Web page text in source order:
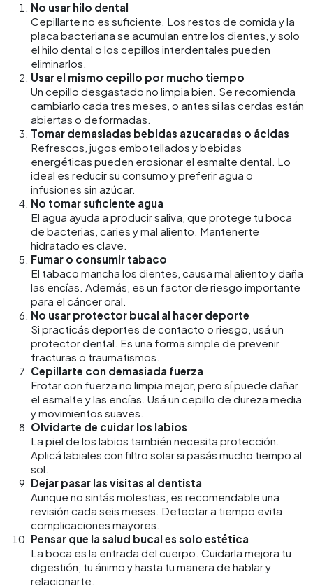
No usar hilo dental
Cepillarte no es suficiente. Los restos de comida y la
placa bacteriana se acumulan entre los dientes, y solo
el hilo dental o los cepillos interdentales pueden
eliminarlos.
Usar el mismo cepillo por mucho tiempo
Un cepillo desgastado no limpia bien. Se recomienda
cambiarlo cada tres meses, o antes si las cerdas están
abiertas o deformadas.
Tomar demasiadas bebidas azucaradas o ácidas
Refrescos, jugos embotellados y bebidas
energéticas pueden erosionar el esmalte dental. Lo
ideal es reducir su consumo y preferir agua o
infusiones sin azúcar.
No tomar suficiente agua
El agua ayuda a producir saliva, que protege tu boca
de bacterias, caries y mal aliento. Mantenerte
hidratado es clave.
Fumar o consumir tabaco
El tabaco mancha los dientes, causa mal aliento y daña
las encías. Además, es un factor de riesgo importante
para el cáncer oral.
No usar protector bucal al hacer deporte
Si practicás deportes de contacto o riesgo, usá un
protector dental. Es una forma simple de prevenir
fracturas o traumatismos.
Cepillarte con demasiada fuerza
Frotar con fuerza no limpia mejor, pero sí puede dañar
el esmalte y las encías. Usá un cepillo de dureza media
y movimientos suaves.
Olvidarte de cuidar los labios
La piel de los labios también necesita protección.
Aplicá labiales con filtro solar si pasás mucho tiempo al
sol.
Dejar pasar las visitas al dentista
Aunque no sintás molestias, es recomendable una
revisión cada seis meses. Detectar a tiempo evita
complicaciones mayores.
Pensar que la salud bucal es solo estética
La boca es la entrada del cuerpo. Cuidarla mejora tu
digestión, tu ánimo y hasta tu manera de hablar y
relacionarte.